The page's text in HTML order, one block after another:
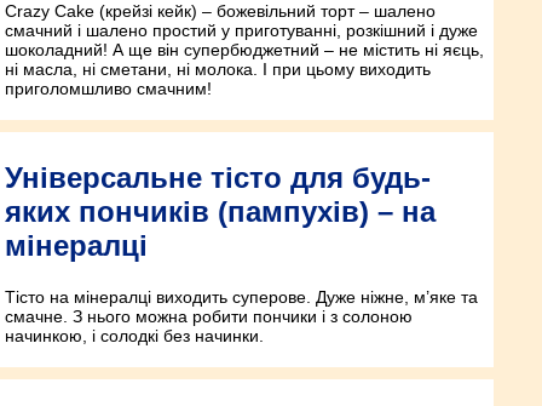
Crazy Сake (крейзі кейк) – божевільний торт – шалено
смачний і шалено простий у приготуванні, розкішний і дуже
шоколадний! А ще він супербюджетний – не містить ні яєць,
ні масла, ні сметани, ні молока. І при цьому виходить
приголомшливо смачним!
Універсальне тісто для будь-
яких пончиків (пампухів) – на
мінералці
Тісто на мінералці виходить суперове. Дуже ніжне, м’яке та
смачне. З нього можна робити пончики і з солоною
начинкою, і солодкі без начинки.